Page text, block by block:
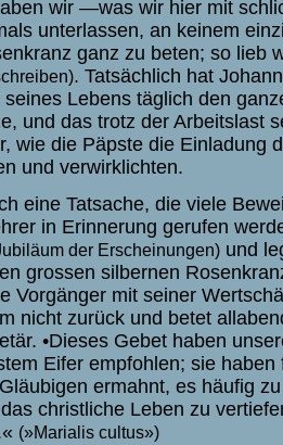
wir —was wir hier mit
unterlassen, an keinem
ganz zu beten; so lieb
. Tatsächlich hat
Lebens täglich den
und das trotz der Arbeitslast
wie die Päpste die Einladung
und verwirklichten.
eine Tatsache, die viele
in Erinnerung gerufen
der Erscheinungen) und
grossen silbernen
Vorgänger mit seiner
nicht zurück und betet
•Dieses Gebet haben
Eifer empfohlen; sie haben
ermahnt, es häufig
christliche Leben zu
(»Marialis cultus»)